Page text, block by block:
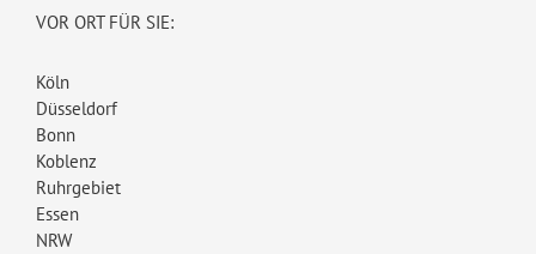
VOR ORT FÜR SIE:
Köln
Düsseldorf
Bonn
Koblenz
Ruhrgebiet
Essen
NRW